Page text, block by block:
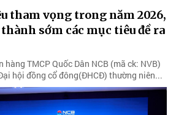
tham vọng trong năm 2026,
sớm các mục tiêu đề ra
TMCP Quốc Dân NCB (mã ck: NVB)
hội đồng cổ đông(ĐHCĐ) thường niên...